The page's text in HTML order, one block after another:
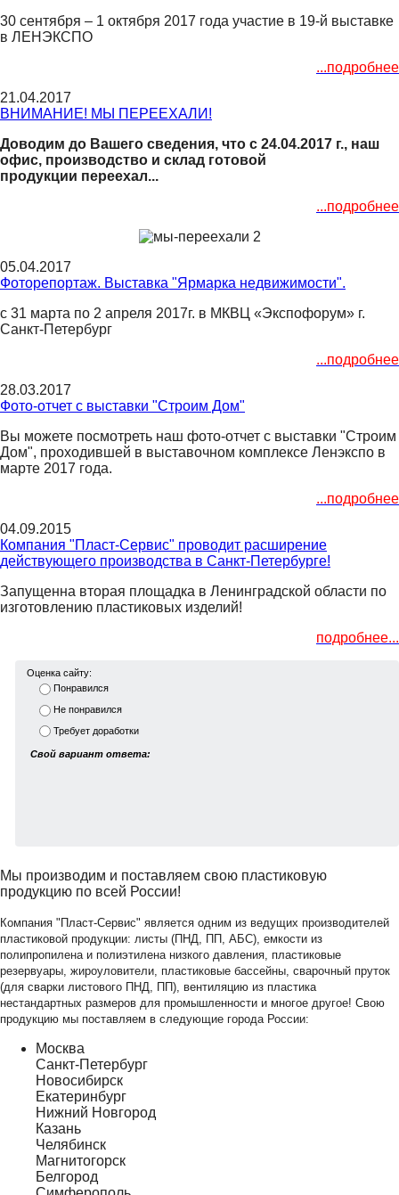
30 сентября – 1 октября 2017 года участие в 19-й выставке
в ЛЕНЭКСПО
...подробнее
21.04.2017
ВНИМАНИЕ! МЫ ПЕРЕЕХАЛИ!
Доводим до Вашего сведения, что с 24.04.2017 г., наш
офис, производство и склад готовой
продукции переехал...
...подробнее
05.04.2017
Фоторепортаж. Выставка "Ярмарка недвижимости".
с 31 марта по 2 апреля 2017г. в МКВЦ «Экспофорум» г.
Санкт-Петербург
...подробнее
28.03.2017
Фото-отчет с выставки "Строим Дом"
Вы можете посмотреть наш фото-отчет с выставки "Строим
Дом", проходившей в выставочном комплексе Ленэкспо в
марте 2017 года.
...подробнее
04.09.2015
Компания "Пласт-Сервис" проводит расширение
действующего производства в Санкт-Петербурге!
Запущенна вторая площадка в Ленинградской области по
изготовлению пластиковых изделий!
подробнее...
Оценка сайту:
Понравился
Не понравился
Требует доработки
Свой вариант ответа:
Мы производим и поставляем свою пластиковую
продукцию по всей России!
Компания "Пласт-Сервис" является одним из ведущих производителей
пластиковой продукции: листы (ПНД, ПП, АБС), емкости из
полипропилена и полиэтилена низкого давления, пластиковые
резервуары, жироуловители, пластиковые бассейны, сварочный пруток
(для сварки листового ПНД, ПП), вентиляцию из пластика
нестандартных размеров для промышленности и многое другое! Свою
продукцию мы поставляем в следующие города России:
Москва
Санкт-Петербург
Новосибирск
Екатеринбург
Нижний Новгород
Казань
Челябинск
Магнитогорск
Белгород